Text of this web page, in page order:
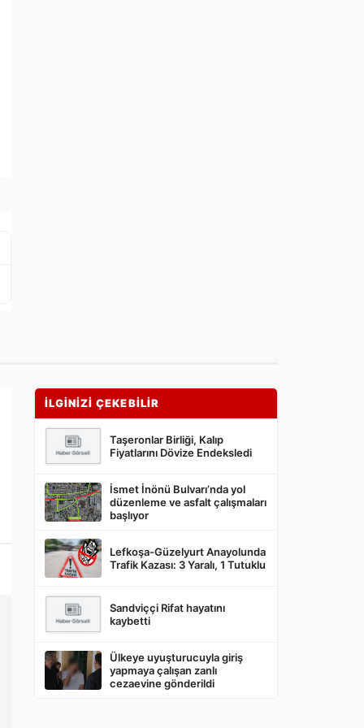
İLGİNİZİ ÇEKEBİLİR
Taşeronlar Birliği, Kalıp
Fiyatlarını Dövize Endeksledi
İsmet İnönü Bulvarı’nda yol
düzenleme ve asfalt çalışmaları
başlıyor
Lefkoşa-Güzelyurt Anayolunda
Trafik Kazası: 3 Yaralı, 1 Tutuklu
Sandviççi Rifat hayatını
kaybetti
Ülkeye uyuşturucuyla giriş
yapmaya çalışan zanlı
cezaevine gönderildi